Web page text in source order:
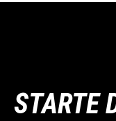
STARTE